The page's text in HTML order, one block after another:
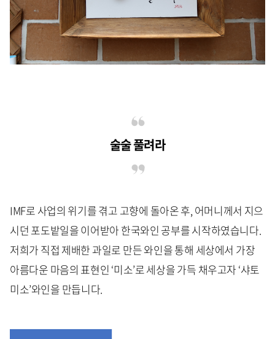
술술 풀려라
IMF로 사업의 위기를 겪고 고향에 돌아온 후, 어머니께서 지으
시던 포도밭일을 이어받아 한국와인 공부를 시작하였습니다.
저희가 직접 제배한 과일로 만든 와인을 통해 세상에서 가장
아름다운 마음의 표현인 ‘미소’로 세상을 가득 채우고자 ‘샤토
미소’와인을 만듭니다.